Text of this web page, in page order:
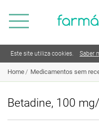
Este site utiliza cookies. Saber
Home Medicamentos sem
Betadine, 100